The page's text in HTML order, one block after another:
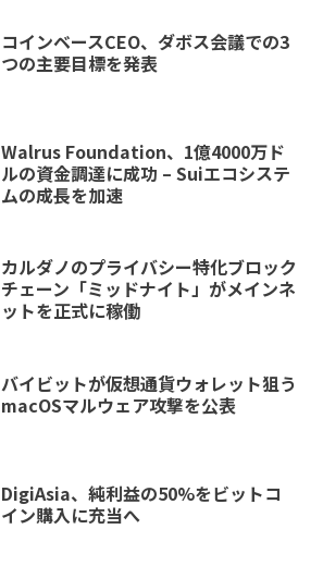
コインベースCEO、ダボス会議での3
つの主要目標を発表
Walrus Foundation、1億4000万ド
ルの資金調達に成功 – Suiエコシステ
ムの成長を加速
カルダノのプライバシー特化ブロック
チェーン「ミッドナイト」がメインネ
ットを正式に稼働
バイビットが仮想通貨ウォレット狙う
macOSマルウェア攻撃を公表
DigiAsia、純利益の50%をビットコ
イン購入に充当へ